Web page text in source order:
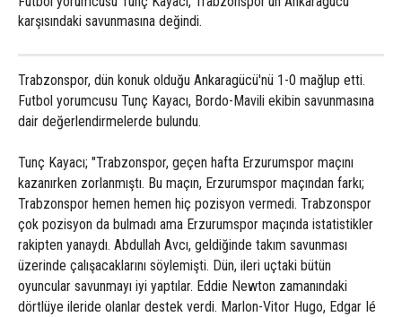
karşısındaki savunmasına değindi.
Trabzonspor, dün konuk olduğu Ankaragücü'nü 1-0 mağlup etti.
Futbol yorumcusu Tunç Kayacı, Bordo-Mavili ekibin savunmasına
dair değerlendirmelerde bulundu.
Tunç Kayacı; "Trabzonspor, geçen hafta Erzurumspor maçını
kazanırken zorlanmıştı. Bu maçın, Erzurumspor maçından farkı;
Trabzonspor hemen hemen hiç pozisyon vermedi. Trabzonspor
çok pozisyon da bulmadı ama Erzurumspor maçında istatistikler
rakipten yanaydı. Abdullah Avcı, geldiğinde takım savunması
üzerinde çalışacaklarını söylemişti. Dün, ileri uçtaki bütün
oyuncular savunmayı iyi yaptılar. Eddie Newton zamanındaki
dörtlüye ileride olanlar destek verdi. Marlon-Vitor Hugo, Edgar Ié